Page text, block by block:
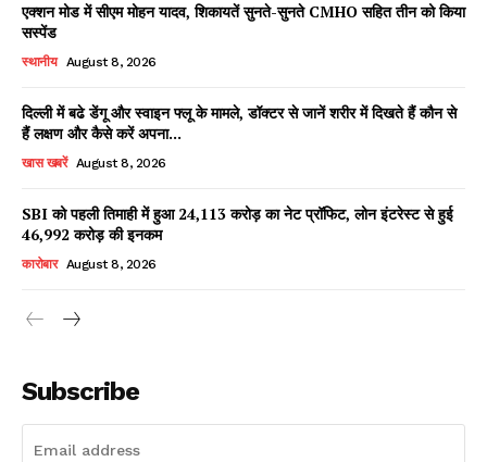
एक्शन मोड में सीएम मोहन यादव, शिकायतें सुनते-सुनते CMHO सहित तीन को किया
सस्पेंड
स्थानीय August 8, 2026
दिल्ली में बढे डेंगू और स्वाइन फ्लू के मामले, डॉक्टर से जानें शरीर में दिखते हैं कौन से
हैं लक्षण और कैसे करें अपना...
खास खबरें August 8, 2026
SBI को पहली तिमाही में हुआ ₹24,113 करोड़ का नेट प्रॉफिट, लोन इंटरेस्ट से हुई
₹46,992 करोड़ की इनकम
कारोबार August 8, 2026
Subscribe